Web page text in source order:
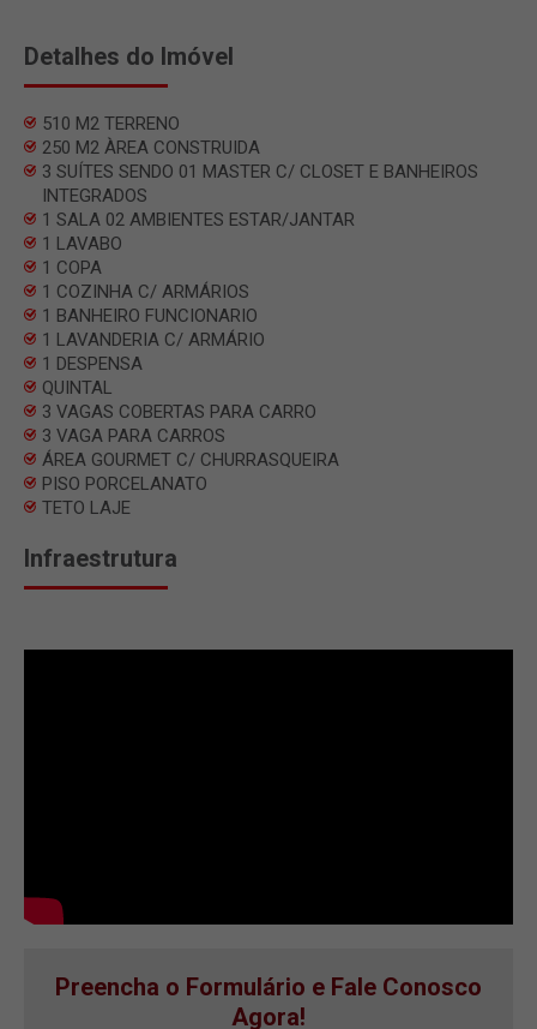
Detalhes do Imóvel
510 M2 TERRENO
250 M2 ÀREA CONSTRUIDA
3 SUÍTES SENDO 01 MASTER C/ CLOSET E BANHEIROS
INTEGRADOS
1 SALA 02 AMBIENTES ESTAR/JANTAR
1 LAVABO
1 COPA
1 COZINHA C/ ARMÁRIOS
1 BANHEIRO FUNCIONARIO
1 LAVANDERIA C/ ARMÁRIO
1 DESPENSA
QUINTAL
3 VAGAS COBERTAS PARA CARRO
3 VAGA PARA CARROS
ÁREA GOURMET C/ CHURRASQUEIRA
PISO PORCELANATO
TETO LAJE
Infraestrutura
Preencha o Formulário e Fale Conosco
Agora!